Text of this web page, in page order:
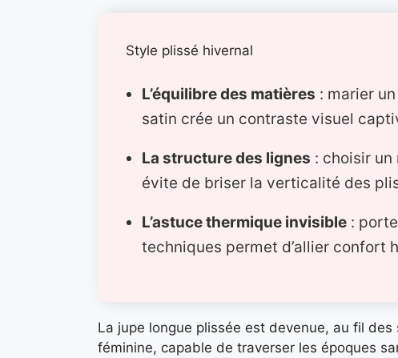
Style plissé hivernal
L’équilibre des matières : marier
satin crée un contraste visuel
La structure des lignes : choisir
évite de briser la verticalité des
L’astuce thermique invisible :
techniques permet d’allier confort
La jupe longue plissée est devenue, au fil
féminine, capable de traverser les époques